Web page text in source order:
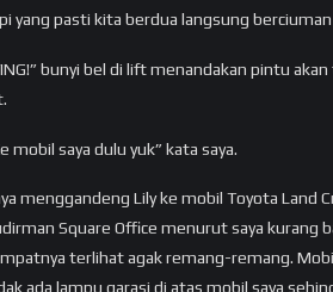
yang pasti kita berdua langsung
bunyi bel di lift menandakan pintu
mobil saya dulu yuk” kata saya.
menggandeng Lily ke mobil Toyota Land
Square Office menurut saya kurang
terlihat agak remang-remang.
ada lampu garasi di atas mobil saya